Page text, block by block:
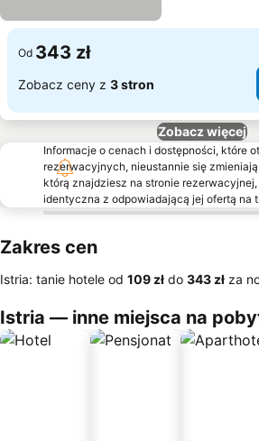
Od 343 zł
Zobacz ceny z 3 stron
Zobacz więcej
Informacje o cenach i dostępności, które
rezerwacyjnych, nieustannie się
którą znajdziesz na stronie
identyczna z odpowiadającą jej ofertą na
Zakres cen
Istria: tanie hotele od ‎109 zł do ‎343 zł za
Istria — inne miejsca na